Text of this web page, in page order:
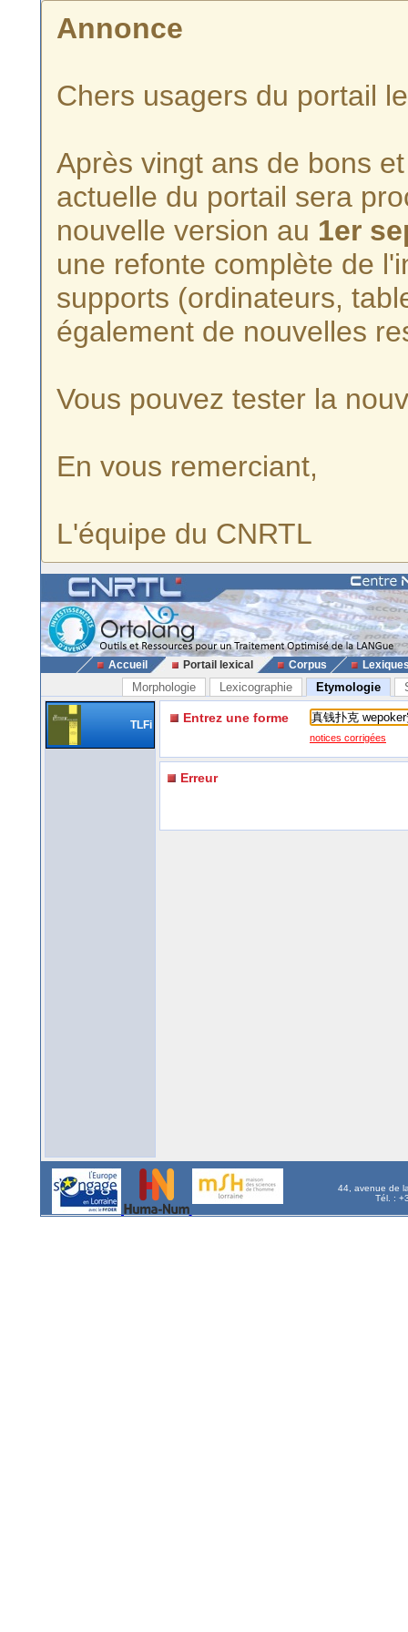
Annonce
Chers usagers du portail
Après vingt ans de bons
actuelle du portail sera
nouvelle version au 1er
une refonte complète de
supports (ordinateurs,
également de nouvelles
Vous pouvez tester la
En vous remerciant,
L'équipe du CNRTL
Accueil Portail lexical Corpus
Morphologie Lexicographie Etymologie
TLFi Entrez une forme
notices corrigées
Erreur
44, avenue de
Tél. :